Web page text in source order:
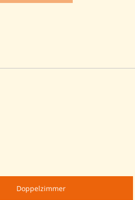
Doppelzimmer